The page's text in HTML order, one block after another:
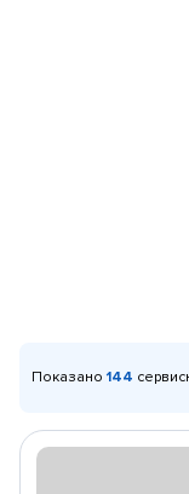
Показано 144